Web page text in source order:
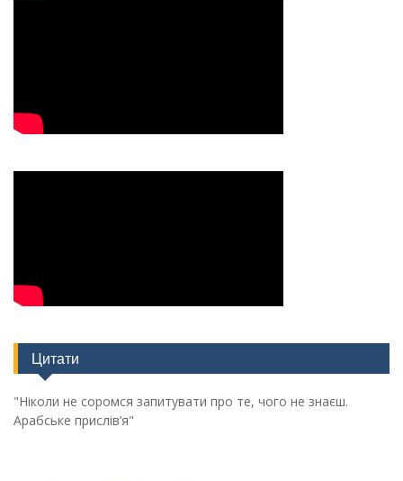
Цитати
"Ніколи не соромся запитувати про те, чого не знаєш.
Арабське прислів’я"